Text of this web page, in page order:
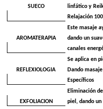
SUECO
linfático y
Relajación
Este masaje
AROMATERAPIA
dando un
canales
Se aplica en
REFLEXIOLOGIA
Dando
Específicos
Eliminación
EXFOLIACION
piel, dando